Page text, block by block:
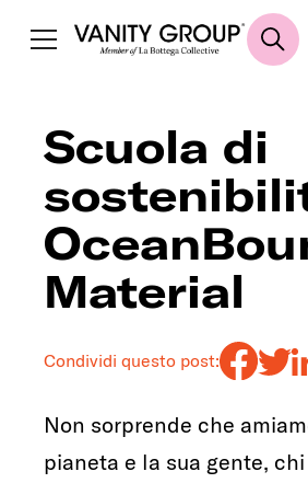
Scuola di
Material
Condividi questo post:
Non sorprende che
pianeta e la sua gente,